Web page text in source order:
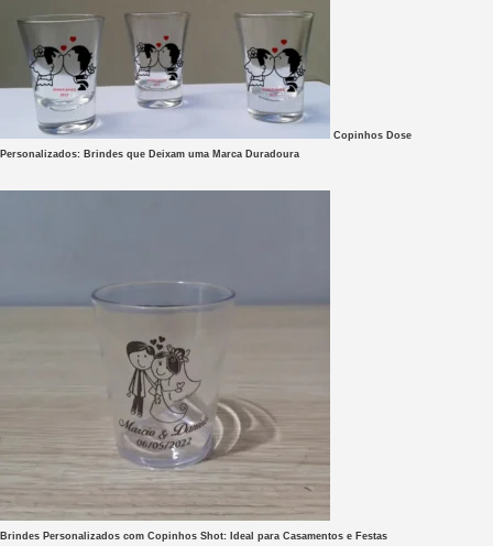
Copinhos Dose
Personalizados: Brindes que Deixam uma Marca Duradoura
Brindes Personalizados com Copinhos Shot: Ideal para Casamentos e Festas